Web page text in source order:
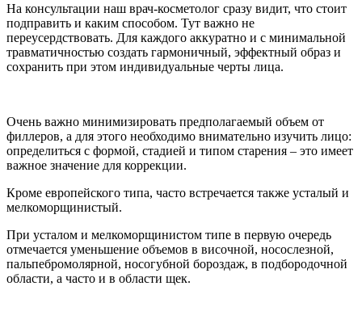
На консультации наш врач-косметолог сразу видит, что стоит
подправить и каким способом. Тут важно не
переусердствовать. Для каждого аккуратно и с минимальной
травматичностью создать гармоничный, эффектный образ и
сохранить при этом индивидуальные черты лица.
Очень важно минимизировать предполагаемый объем от
филлеров, а для этого необходимо внимательно изучить лицо:
определиться с формой, стадией и типом старения – это имеет
важное значение для коррекции.
Кроме европейского типа, часто встречается также усталый и
мелкоморщинистый.
При усталом и мелкоморщинистом типе в первую очередь
отмечается уменьшение объемов в височной, носослезной,
пальпебромолярной, носогубной бороздаж, в подбородочной
области, а часто и в области щек.